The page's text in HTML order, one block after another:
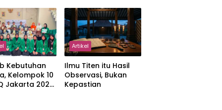
Kemajemukan, dan
Negara dalam
Pemikiran Masykuri
Abdillah
Kebutuhan
Kelompok 10
Jakarta 2026
Artikel
Ilmu Titen itu Hasil
Observasi, Bukan
Kepastian